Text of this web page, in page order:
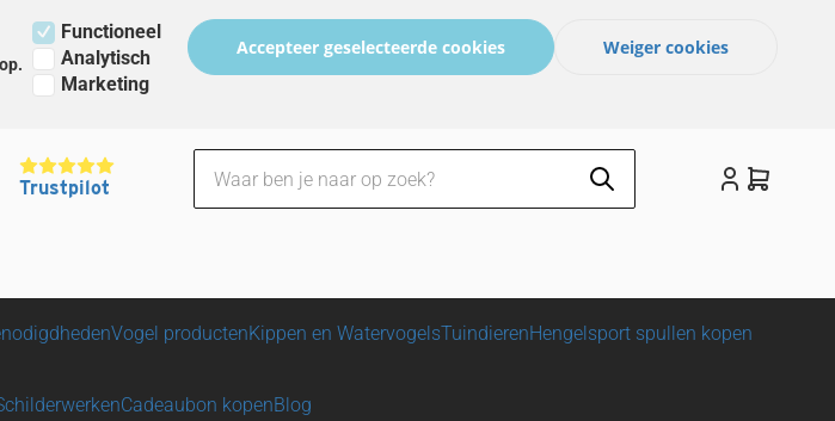
Trustpilot
Vogel productenKippen en WatervogelsTuindierenHengelsport spullen kopen
Cadeaubon kopenBlog
Functioneel
Analytisch
Marketing
Accepteer geselecteerde cookies Weiger cookies